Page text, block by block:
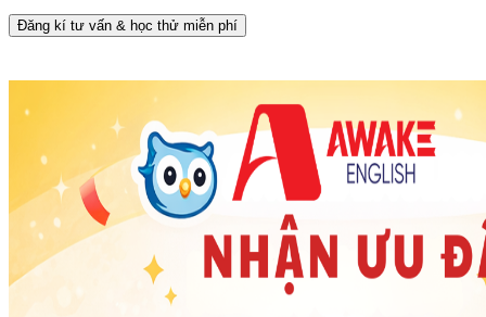
Đăng kí tư vấn & học thử miễn phí